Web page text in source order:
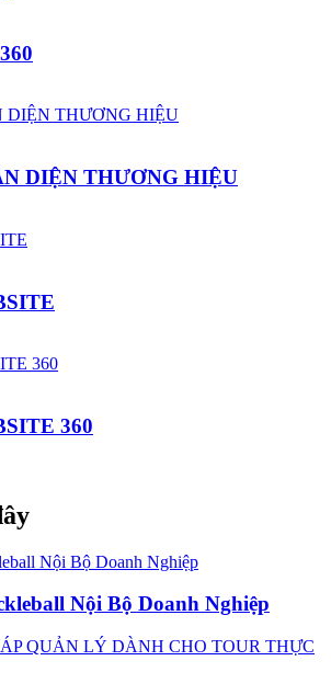
DIỆN THƯƠNG HIỆU
360
Nội Bộ Doanh Nghiệp